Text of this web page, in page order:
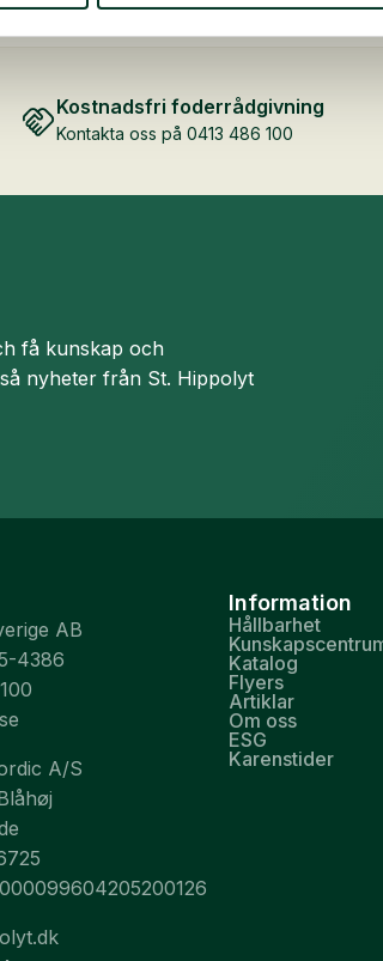
Kostnadsfri foderrådgivning
Kontakta oss på 0413 486 100
få kunskap och
nyheter från St. Hippolyt
AB
4386
A/S
Information
Hållbarhet
Katalog
Flyers
Artiklar
Om oss
ESG
Karenstider